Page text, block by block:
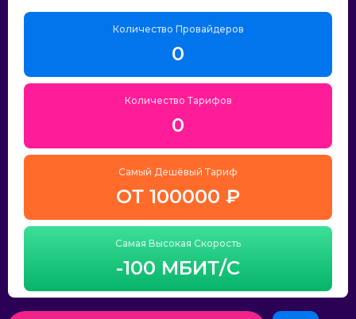
Количество Провайдеров
0
Количество Тарифов
0
Самый Дешёвый Тариф
ОТ 100000 ₽
Самая Высокая Скорость
-100 МБИТ/С